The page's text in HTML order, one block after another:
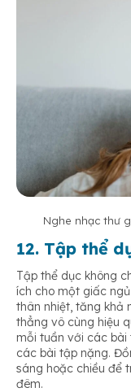
Nghe nhạc thư
12. Tập thể
Tập thể dục không
ích cho một giấc
thân nhiệt, tăng khả
thẳng vô cùng hiệu
mỗi tuần với các bài
các bài tập nặng.
sáng hoặc chiều để
đêm.